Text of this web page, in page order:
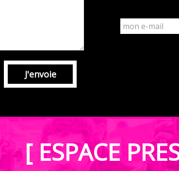
J'envoie
[ ESPACE